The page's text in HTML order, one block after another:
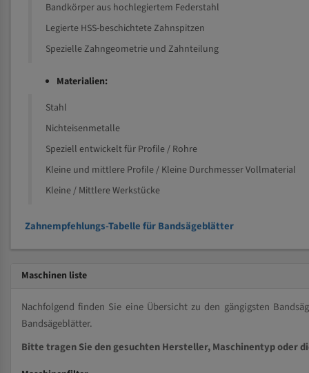
Bandkörper aus hochlegiertem Federstahl
Legierte HSS-beschichtete Zahnspitzen
Spezielle Zahngeometrie und Zahnteilung
Materialien:
Stahl
Nichteisenmetalle
Speziell entwickelt für Profile / Rohre
Kleine und mittlere Profile / Kleine Durchmesser Vollmaterial
Kleine / Mittlere Werkstücke
Zahnempfehlungs-Tabelle für Bandsägeblätter
Maschinen liste
Nachfolgend finden Sie eine Übersicht zu den gängigsten
Bandsägeblätter.
Bitte tragen Sie den gesuchten Hersteller, Maschinentyp oder